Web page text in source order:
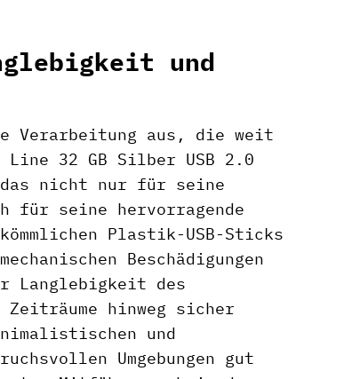
und
Verarbeitung aus, die weit
32 GB Silber USB 2.0
das nicht nur für seine
für seine hervorragende
Plastik-USB-Sticks
Beschädigungen
Langlebigkeit des
hinweg sicher
und
Umgebungen gut